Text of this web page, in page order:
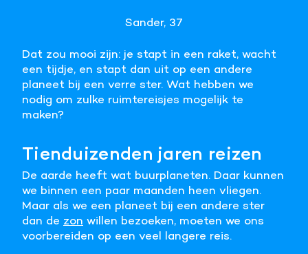
Sander, 37
Dat zou mooi zijn: je stapt in een raket, wacht
een tijdje, en stapt dan uit op een andere
planeet bij een verre ster. Wat hebben we
nodig om zulke ruimtereisjes mogelijk te
maken?
Tienduizenden jaren reizen
De aarde heeft wat buurplaneten. Daar kunnen
we binnen een paar maanden heen vliegen.
Maar als we een planeet bij een andere ster
dan de zon willen bezoeken, moeten we ons
voorbereiden op een veel langere reis.
Verzamelt informatie over de klantreis.
Deze website maakt gebruik van cookies. Pas hier
je voorkeuren aan.
Voorkeuren opslaan